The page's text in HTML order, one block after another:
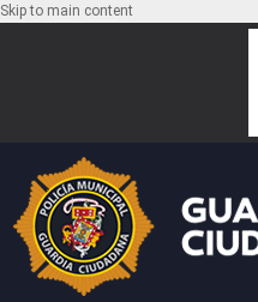
Skip to main content